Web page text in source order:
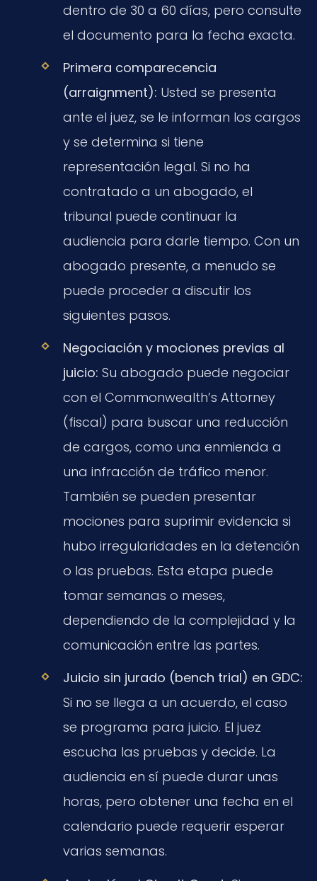
dentro de 30 a 60 días, pero consulte
el documento para la fecha exacta.
Primera comparecencia
(arraignment): Usted se presenta
ante el juez, se le informan los cargos
y se determina si tiene
representación legal. Si no ha
contratado a un abogado, el
tribunal puede continuar la
audiencia para darle tiempo. Con un
abogado presente, a menudo se
puede proceder a discutir los
siguientes pasos.
Negociación y mociones previas al
juicio: Su abogado puede negociar
con el Commonwealth’s Attorney
(fiscal) para buscar una reducción
de cargos, como una enmienda a
una infracción de tráfico menor.
También se pueden presentar
mociones para suprimir evidencia si
hubo irregularidades en la detención
o las pruebas. Esta etapa puede
tomar semanas o meses,
dependiendo de la complejidad y la
comunicación entre las partes.
Juicio sin jurado (bench trial) en GDC:
Si no se llega a un acuerdo, el caso
se programa para juicio. El juez
escucha las pruebas y decide. La
audiencia en sí puede durar unas
horas, pero obtener una fecha en el
calendario puede requerir esperar
varias semanas.